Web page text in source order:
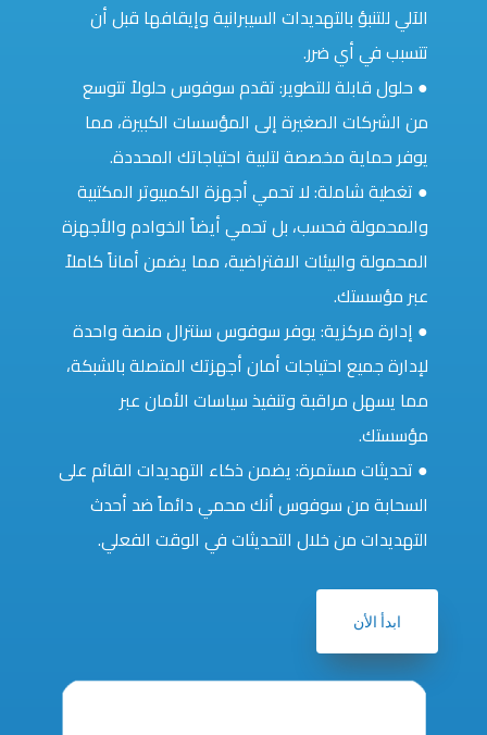
الآلي للتنبؤ بالتهديدات السيبرانية وإيقافها قبل أن
تتسبب في أي ضرر.
● حلول قابلة للتطوير: تقدم سوفوس حلولاً تتوسع
من الشركات الصغيرة إلى المؤسسات الكبيرة، مما
يوفر حماية مخصصة لتلبية احتياجاتك المحددة.
● تغطية شاملة: لا تحمي أجهزة الكمبيوتر المكتبية
والمحمولة فحسب، بل تحمي أيضاً الخوادم والأجهزة
المحمولة والبيئات الافتراضية، مما يضمن أماناً كاملاً
عبر مؤسستك.
● إدارة مركزية: يوفر سوفوس سنترال منصة واحدة
لإدارة جميع احتياجات أمان أجهزتك المتصلة بالشبكة،
مما يسهل مراقبة وتنفيذ سياسات الأمان عبر
مؤسستك.
● تحديثات مستمرة: يضمن ذكاء التهديدات القائم على
السحابة من سوفوس أنك محمي دائماً ضد أحدث
التهديدات من خلال التحديثات في الوقت الفعلي.
ابدأ الأن